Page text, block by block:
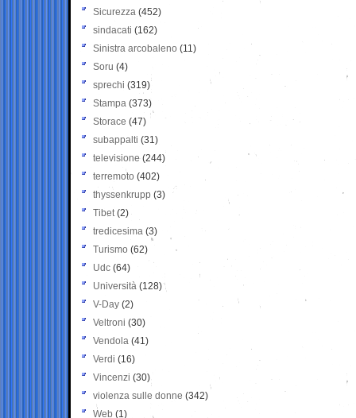
Sicurezza (452)
sindacati (162)
Sinistra arcobaleno (11)
Soru (4)
sprechi (319)
Stampa (373)
Storace (47)
subappalti (31)
televisione(244)
terremoto (402)
thyssenkrupp (3)
Tibet(2)
tredicesima (3)
Turismo (62)
Udc (64)
Università (128)
V-Day (2)
Veltroni (30)
Vendola (41)
Verdi (16)
Vincenzi (30)
violenza sulle donne (342)
Web (1)